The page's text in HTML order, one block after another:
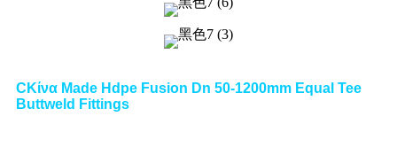
C Κίνα Made Hdpe Fusion Dn 50-1200mm Equal Tee
Buttweld Fittings